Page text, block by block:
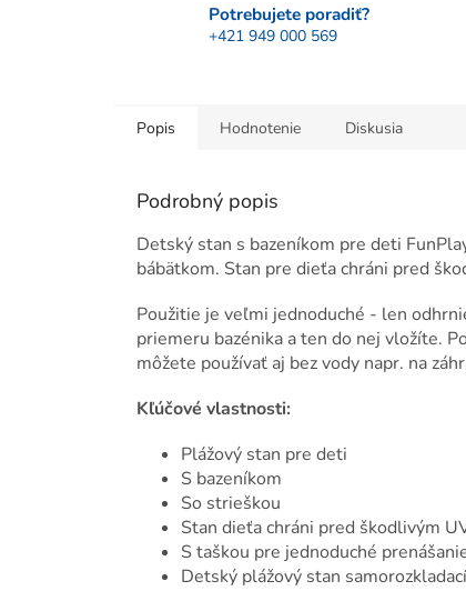
Potrebujete poradiť?
+421 949 000 569
Popis Hodnotenie Diskusia
Podrobný popis
Detský stan s bazeníkom pre deti
bábätkom. Stan pre dieťa chráni pred
Použitie je veľmi jednoduché - len
priemeru bazénika a ten do nej vložíte.
môžete používať aj bez vody napr. na
Kľúčové vlastnosti:
Plážový stan pre deti
S bazeníkom
So strieškou
Stan dieťa chráni pred škodlivým
S taškou pre jednoduché
Detský plážový stan samorozkladací